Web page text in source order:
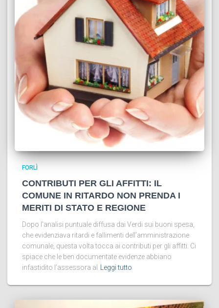
FORLÌ
CONTRIBUTI PER GLI AFFITTI: IL
COMUNE IN RITARDO NON PRENDA I
MERITI DI STATO E REGIONE
Dopo l’analisi puntuale diffusa dai Verdi sui buoni spesa,
che evidenziava ritardi e fallimenti dell’amministrazione
comunale, questa volta tocca ai contributi per gli affitti. Ci
spiace che le ben documentate evidenze abbiano
infastidito l’assessora al
Leggi tutto